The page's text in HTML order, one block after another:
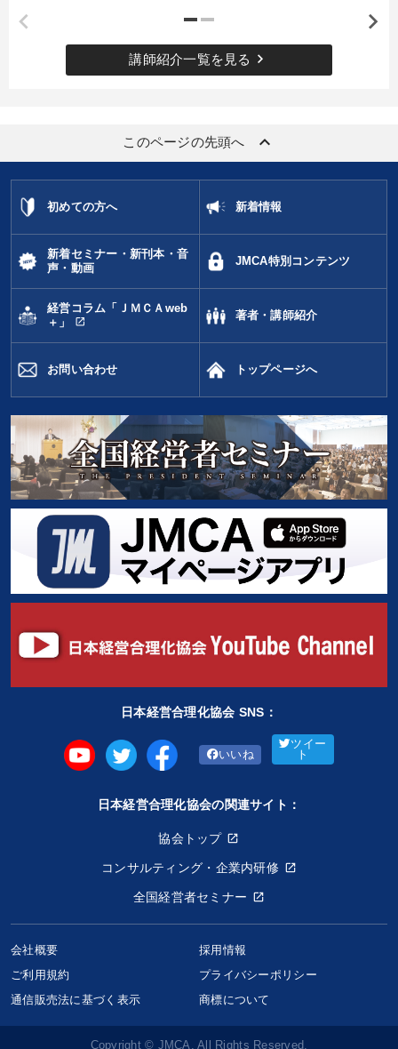
財務・数字力の向上
※「更新」を押すと「カテゴリー」「目的別」「キーワード」を更新いただけます。
local_offer タグから探す refresh 更新する
すべての音声・動画（全2077タイトル）からお探しいただけます
タグ・キーワード
金利 女性経営者 インバウンド 未来先見
理念・パーパス 一倉定 聞き手・作間信司 資産保全
MBA 松下幸之助 不動産 銀行交渉 通信販売
思考法 仕事術・ビジネスハック IT・デジタル活用
健康・ウェルビーイング 伝統・文化 生き方の指針
会社数字を学ぶ 投資 後継者 教育
※「更新」を押すと「タグ・キーワード」を更新いただけます。
講師紹介一覧を見る keyboard_arrow_right
このページの先頭へ keyboard_arrow_up
初めての方へ 新着情報
新着セミナー・新刊本・音
声・動画
JMCA特別コンテンツ
経営コラム「ＪＭＣＡweb
＋」
open_in_new
著者・講師紹介
お問い合わせ トップページへ
日本経営合理化協会 SNS：
いいね
ツイー
ト
日本経営合理化協会の関連サイト：
協会トップ
コンサルティング・企業内研修
全国経営者セミナー
会社概要
採用情報
ご利用規約
プライバシーポリシー
通信販売法に基づく表示
商標について
Copyright © JMCA. All Rights Reserved.